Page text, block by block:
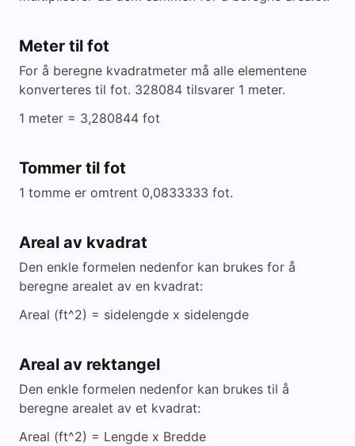
Meter til fot
For å beregne kvadratmeter må alle elementene
konverteres til fot. 328084 tilsvarer 1 meter.
1 meter = 3,280844 fot
Tommer til fot
1 tomme er omtrent 0,0833333 fot.
Areal av kvadrat
Den enkle formelen nedenfor kan brukes for å
beregne arealet av en kvadrat:
Areal (ft^2) = sidelengde x sidelengde
Areal av rektangel
Den enkle formelen nedenfor kan brukes til å
beregne arealet av et kvadrat:
Areal (ft^2) = Lengde x Bredde